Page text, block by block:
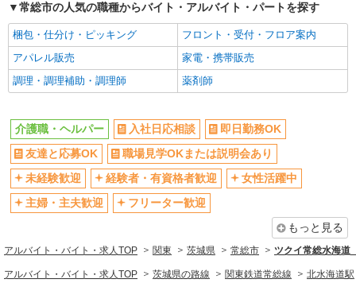
エルダー（50代～）活躍中
昇給あり
禁煙・分煙
バイク通勤OK
自転車通勤OK
残業ほぼなし
副業・WワークOK
転勤なし
産休・育休取得実績あり
各種手当（家族・役職・インセン
ティブなど）あり
研修制度あり
社員登用あり
資格取得支援制度あり
髪型・髪色自由
髭（ひげ）OK
ネイルOK
常総市の人気の職種からバイト・アルバイト・パートを探す
梱包・仕分け・ピッキング
フロント・受付・フロア案内
アパレル販売
家電・携帯販売
調理・調理補助・調理師
薬剤師
介護職・ヘルパー 入社日応相談
即日勤務OK
友達と応募OK
職場見学OKまたは説明会あり
未経験歓迎
経験者・有資格者歓迎
女性活躍中
主婦・主夫歓迎
フリーター歓迎
もっと見る
アルバイト・バイト・求人TOP 関東 茨城県 常総市 ツクイ常総水海道
アルバイト・バイト・求人TOP 茨城県の路線 関東鉄道常総線 北水海道駅